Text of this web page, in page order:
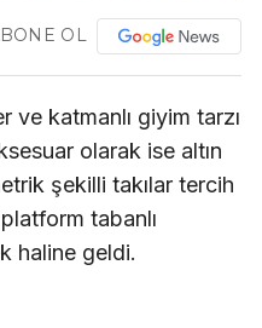
OL
ve katmanlı giyim tarzı
olarak ise altın
şekilli takılar tercih
tabanlı
haline geldi.